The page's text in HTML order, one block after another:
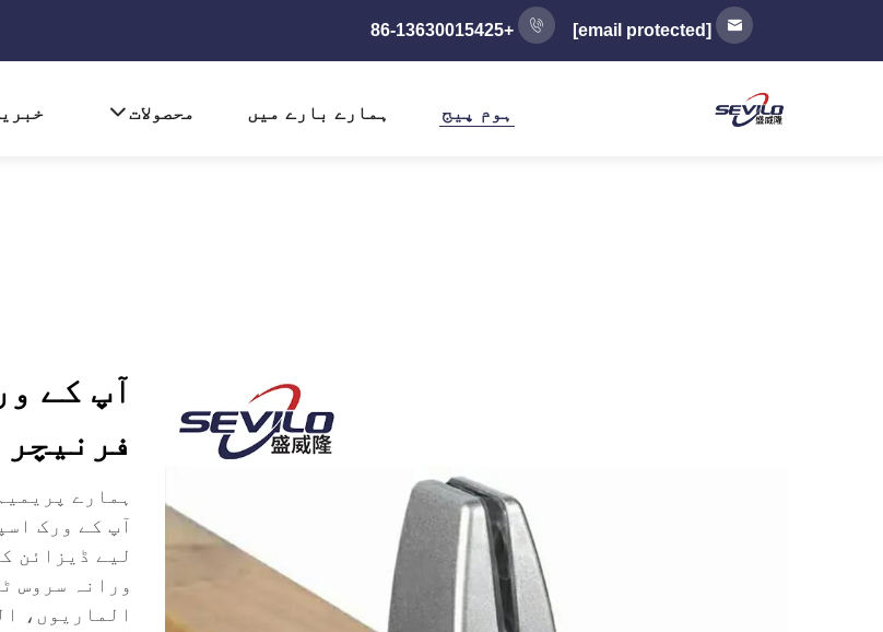
[email protected]
+86-13630015425
ہوم پیج ہمارے بارے میں محصولات
آپ کے
ہمارے
آپ کے ورک
لیے ڈیزائن
ورانہ سروس
الماریوں،